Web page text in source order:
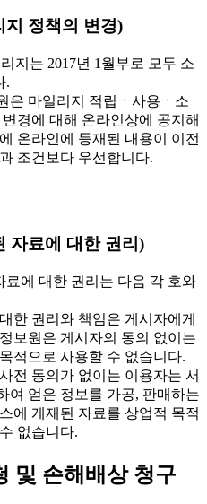
지 정책의 변경)
지는 2017년 1월부로 모두 소
.
은 마일리지 적립ㆍ사용ㆍ소
경에 대해 온라인상에 공지해
온라인에 등재된 내용이 이전
조건보다 우선합니다.
자료에 대한 권리)
료에 대한 권리는 다음 각 호와
한 권리와 책임은 게시자에게
보원은 게시자의 동의 없이는
적으로 사용할 수 없습니다.
전 동의가 없이는 이용자는 서
여 얻은 정보를 가공, 판매하는
에 게재된 자료를 상업적 목적
없습니다.
및 손해배상 청구